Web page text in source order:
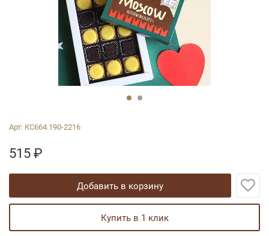
Арт: КС664.190-2216
515₽
добавить в корзину
купить в 1 клик